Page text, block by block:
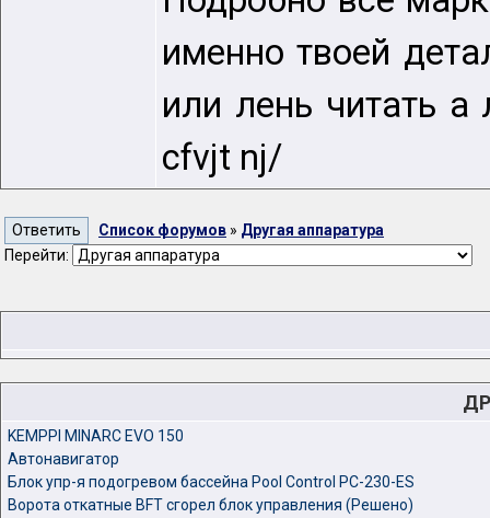
именно твоей
или лень читать а
cfvjt nj/
Список форумов » Другая аппаратура
Перейти:
KEMPPI MINARC EVO 150
Автонавигатор
Блок упр-я подогревом бассейна Pool Control PC-230-ES
Ворота откатные BFT сгорел блок управления (Решено)